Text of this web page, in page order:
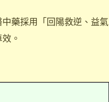
藥採用「回陽救逆、益氣
。